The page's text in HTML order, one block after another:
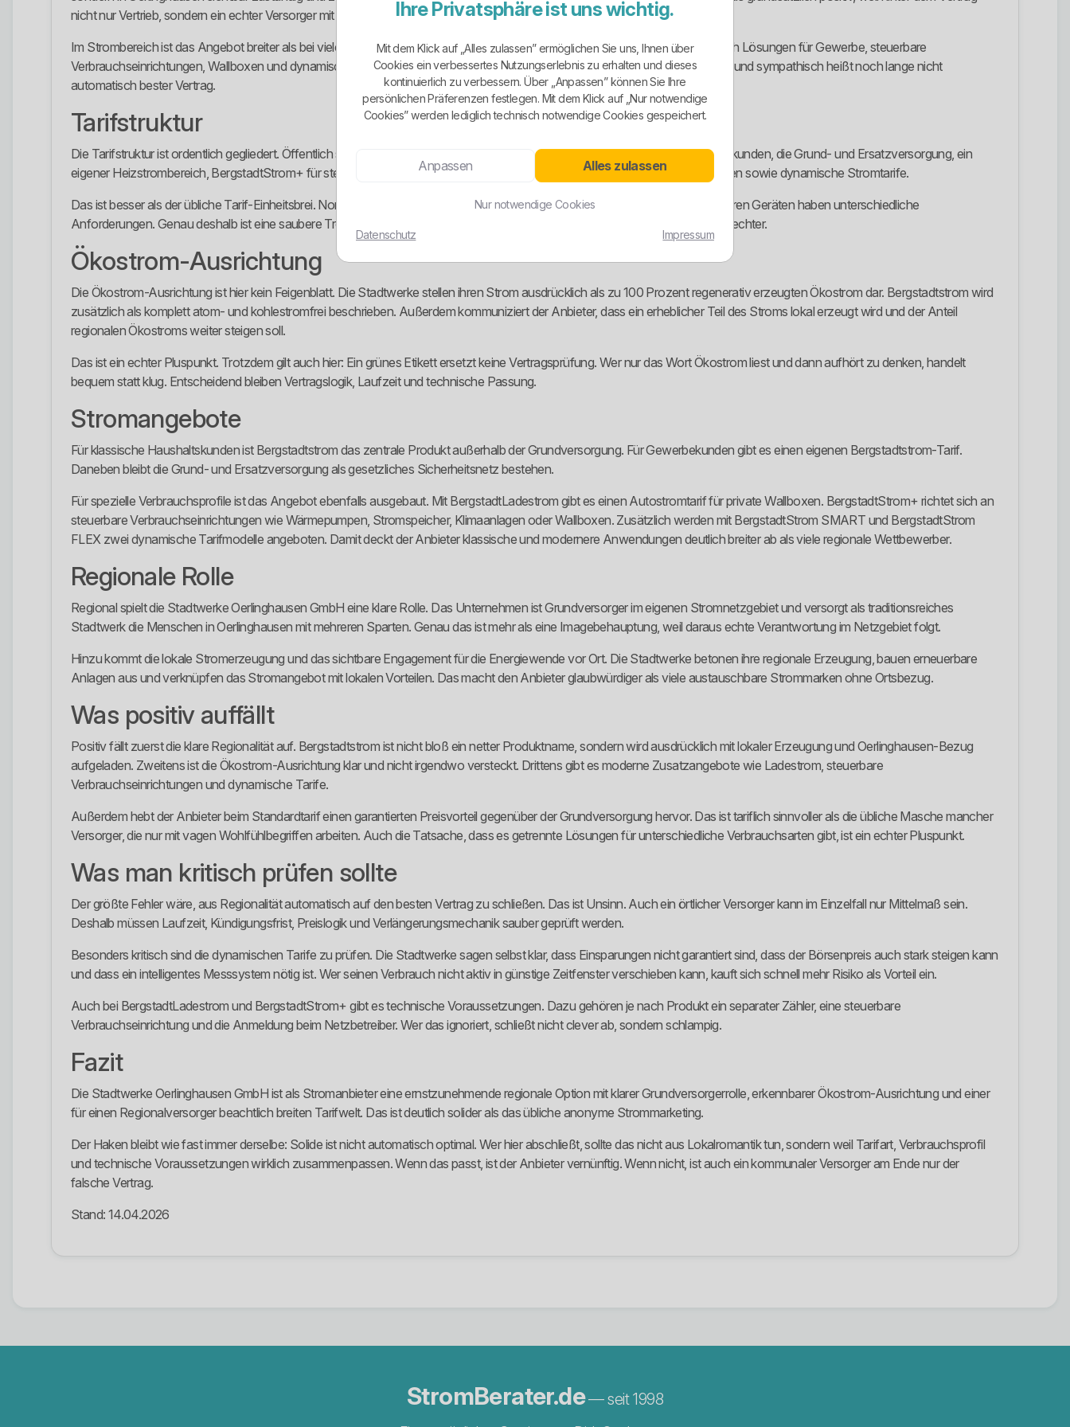
nicht nur Vertrieb, sondern ein echter Versorger mit lokaler Präsenz steht.
Im Strombereich ist das Angebot breiter als bei vielen kleineren Stadtwerken. Neben dem normalen Haushaltsstrom gibt es auch Lösungen für Gewerbe, steuerbare
Verbrauchseinrichtungen, Wallboxen und dynamische Tarife. Das ist sinnvoll. Aber man sollte sich nichts vormachen: Regional und sympathisch heißt noch lange nicht
automatisch bester Vertrag.
Tarifstruktur
Die Tarifstruktur ist ordentlich gegliedert. Öffentlich sichtbar sind Bergstadtstrom für Privatkunden, Bergstadtstrom für Gewerbekunden, die Grund- und Ersatzversorgung, ein
eigener Heizstrombereich, BergstadtStrom+ für steuerbare Verbrauchseinrichtungen, BergstadtLadestrom für private Wallboxen sowie dynamische Stromtarife.
Das ist besser als der übliche Tarif-Einheitsbrei. Normale Haushalte, Gewerbekunden, E-Auto-Nutzer und Kunden mit steuerbaren Geräten haben unterschiedliche
Anforderungen. Genau deshalb ist eine saubere Trennung der Produkte sinnvoll. Alles andere wäre bequem, aber fachlich schlechter.
Ökostrom-Ausrichtung
Die Ökostrom-Ausrichtung ist hier kein Feigenblatt. Die Stadtwerke stellen ihren Strom ausdrücklich als zu 100 Prozent regenerativ erzeugten Ökostrom dar. Bergstadtstrom wird
zusätzlich als komplett atom- und kohlestromfrei beschrieben. Außerdem kommuniziert der Anbieter, dass ein erheblicher Teil des Stroms lokal erzeugt wird und der Anteil
regionalen Ökostroms weiter steigen soll.
Das ist ein echter Pluspunkt. Trotzdem gilt auch hier: Ein grünes Etikett ersetzt keine Vertragsprüfung. Wer nur das Wort Ökostrom liest und dann aufhört zu denken, handelt
bequem statt klug. Entscheidend bleiben Vertragslogik, Laufzeit und technische Passung.
Stromangebote
Für klassische Haushaltskunden ist Bergstadtstrom das zentrale Produkt außerhalb der Grundversorgung. Für Gewerbekunden gibt es einen eigenen Bergstadtstrom-Tarif.
Daneben bleibt die Grund- und Ersatzversorgung als gesetzliches Sicherheitsnetz bestehen.
Für spezielle Verbrauchsprofile ist das Angebot ebenfalls ausgebaut. Mit BergstadtLadestrom gibt es einen Autostromtarif für private Wallboxen. BergstadtStrom+ richtet sich an
steuerbare Verbrauchseinrichtungen wie Wärmepumpen, Stromspeicher, Klimaanlagen oder Wallboxen. Zusätzlich werden mit BergstadtStrom SMART und BergstadtStrom
FLEX zwei dynamische Tarifmodelle angeboten. Damit deckt der Anbieter klassische und modernere Anwendungen deutlich breiter ab als viele regionale Wettbewerber.
Regionale Rolle
Regional spielt die Stadtwerke Oerlinghausen GmbH eine klare Rolle. Das Unternehmen ist Grundversorger im eigenen Stromnetzgebiet und versorgt als traditionsreiches
Stadtwerk die Menschen in Oerlinghausen mit mehreren Sparten. Genau das ist mehr als eine Imagebehauptung, weil daraus echte Verantwortung im Netzgebiet folgt.
Hinzu kommt die lokale Stromerzeugung und das sichtbare Engagement für die Energiewende vor Ort. Die Stadtwerke betonen ihre regionale Erzeugung, bauen erneuerbare
Anlagen aus und verknüpfen das Stromangebot mit lokalen Vorteilen. Das macht den Anbieter glaubwürdiger als viele austauschbare Strommarken ohne Ortsbezug.
Was positiv auffällt
Positiv fällt zuerst die klare Regionalität auf. Bergstadtstrom ist nicht bloß ein netter Produktname, sondern wird ausdrücklich mit lokaler Erzeugung und Oerlinghausen-Bezug
aufgeladen. Zweitens ist die Ökostrom-Ausrichtung klar und nicht irgendwo versteckt. Drittens gibt es moderne Zusatzangebote wie Ladestrom, steuerbare
Verbrauchseinrichtungen und dynamische Tarife.
Außerdem hebt der Anbieter beim Standardtarif einen garantierten Preisvorteil gegenüber der Grundversorgung hervor. Das ist tariflich sinnvoller als die übliche Masche mancher
Versorger, die nur mit vagen Wohlfühlbegriffen arbeiten. Auch die Tatsache, dass es getrennte Lösungen für unterschiedliche Verbrauchsarten gibt, ist ein echter Pluspunkt.
Was man kritisch prüfen sollte
Der größte Fehler wäre, aus Regionalität automatisch auf den besten Vertrag zu schließen. Das ist Unsinn. Auch ein örtlicher Versorger kann im Einzelfall nur Mittelmaß sein.
Deshalb müssen Laufzeit, Kündigungsfrist, Preislogik und Verlängerungsmechanik sauber geprüft werden.
Besonders kritisch sind die dynamischen Tarife zu prüfen. Die Stadtwerke sagen selbst klar, dass Einsparungen nicht garantiert sind, dass der Börsenpreis auch stark steigen kann
und dass ein intelligentes Messsystem nötig ist. Wer seinen Verbrauch nicht aktiv in günstige Zeitfenster verschieben kann, kauft sich schnell mehr Risiko als Vorteil ein.
Auch bei BergstadtLadestrom und BergstadtStrom+ gibt es technische Voraussetzungen. Dazu gehören je nach Produkt ein separater Zähler, eine steuerbare
Verbrauchseinrichtung und die Anmeldung beim Netzbetreiber. Wer das ignoriert, schließt nicht clever ab, sondern schlampig.
Fazit
Die Stadtwerke Oerlinghausen GmbH ist als Stromanbieter eine ernstzunehmende regionale Option mit klarer Grundversorgerrolle, erkennbarer Ökostrom-Ausrichtung und einer
für einen Regionalversorger beachtlich breiten Tarifwelt. Das ist deutlich solider als das übliche anonyme Strommarketing.
Der Haken bleibt wie fast immer derselbe: Solide ist nicht automatisch optimal. Wer hier abschließt, sollte das nicht aus Lokalromantik tun, sondern weil Tarifart, Verbrauchsprofil
und technische Voraussetzungen wirklich zusammenpassen. Wenn das passt, ist der Anbieter vernünftig. Wenn nicht, ist auch ein kommunaler Versorger am Ende nur der
falsche Vertrag.
Stand: 14.04.2026
StromBerater.de— seit 1998
Ihre Privatsphäre ist uns wichtig.
Mit dem Klick auf „Alles zulassen” ermöglichen Sie uns, Ihnen über
Cookies ein verbessertes Nutzungserlebnis zu erhalten und dieses
kontinuierlich zu verbessern. Über „Anpassen” können Sie Ihre
persönlichen Präferenzen festlegen. Mit dem Klick auf „Nur notwendige
Cookies” werden lediglich technisch notwendige Cookies gespeichert.
Anpassen Alles zulassen
Nur notwendige Cookies
Datenschutz Impressum